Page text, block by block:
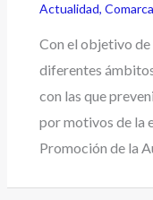
Actualidad,
Con el objetivo
diferentes
con las que
por motivos de la
Promoción de la